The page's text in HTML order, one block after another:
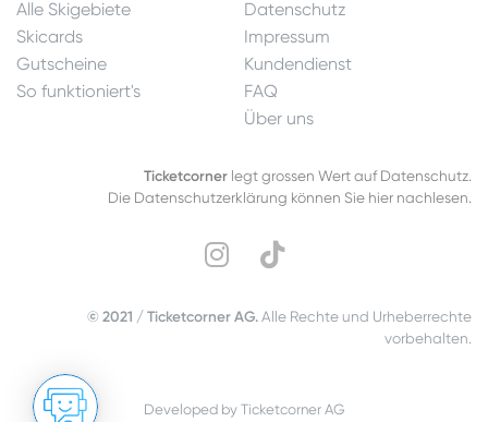
Alle Skigebiete
Datenschutz
Skicards
Impressum
Gutscheine
Kundendienst
So funktioniert's
FAQ
Über uns
Ticketcorner legt grossen Wert auf Datenschutz.
Die Datenschutzerklärung können Sie hier nachlesen.
© 2021 / Ticketcorner AG.Alle Rechte und Urheberrechte
vorbehalten.
Developed by Ticketcorner AG